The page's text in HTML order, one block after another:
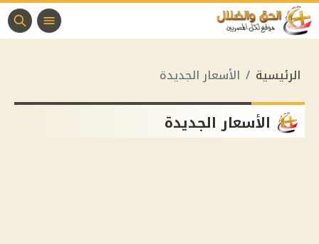
الرئيسية الأسعار الجديدة
الأسعار الجديدة